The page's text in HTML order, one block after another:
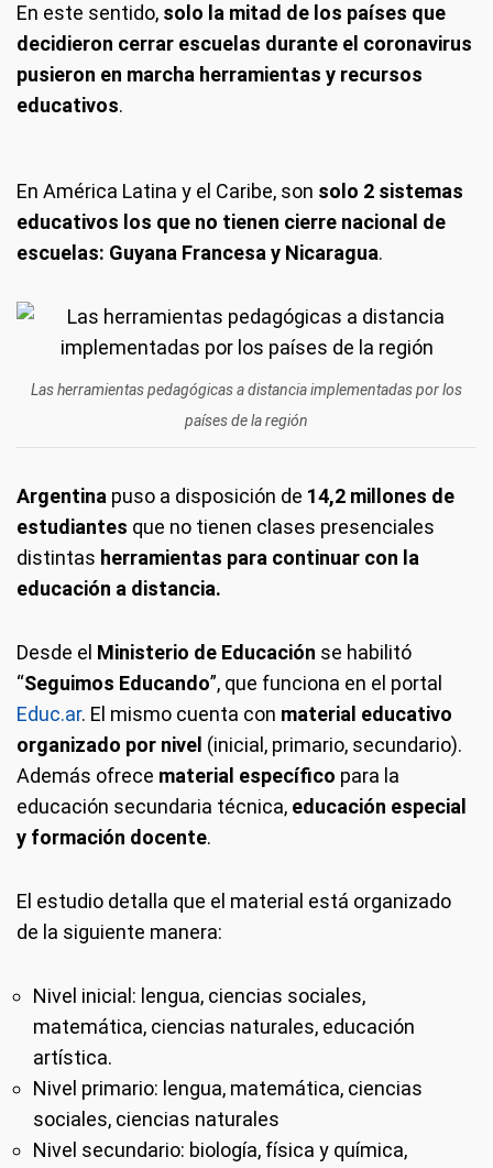
En este sentido, solo la mitad de los países que
decidieron cerrar escuelas durante el coronavirus
pusieron en marcha herramientas y recursos
educativos.
En América Latina y el Caribe, son solo 2 sistemas
educativos los que no tienen cierre nacional de
escuelas: Guyana Francesa y Nicaragua.
Las herramientas pedagógicas a distancia implementadas por los
países de la región
Argentina puso a disposición de 14,2 millones de
estudiantes que no tienen clases presenciales
distintas herramientas para continuar con la
educación a distancia.
Desde el Ministerio de Educación se habilitó
“Seguimos Educando”, que funciona en el portal
Educ.ar. El mismo cuenta con material educativo
organizado por nivel (inicial, primario, secundario).
Además ofrece material específico para la
educación secundaria técnica, educación especial
y formación docente.
El estudio detalla que el material está organizado
de la siguiente manera:
Nivel inicial: lengua, ciencias sociales,
matemática, ciencias naturales, educación
artística.
Nivel primario: lengua, matemática, ciencias
sociales, ciencias naturales
Nivel secundario: biología, física y química,